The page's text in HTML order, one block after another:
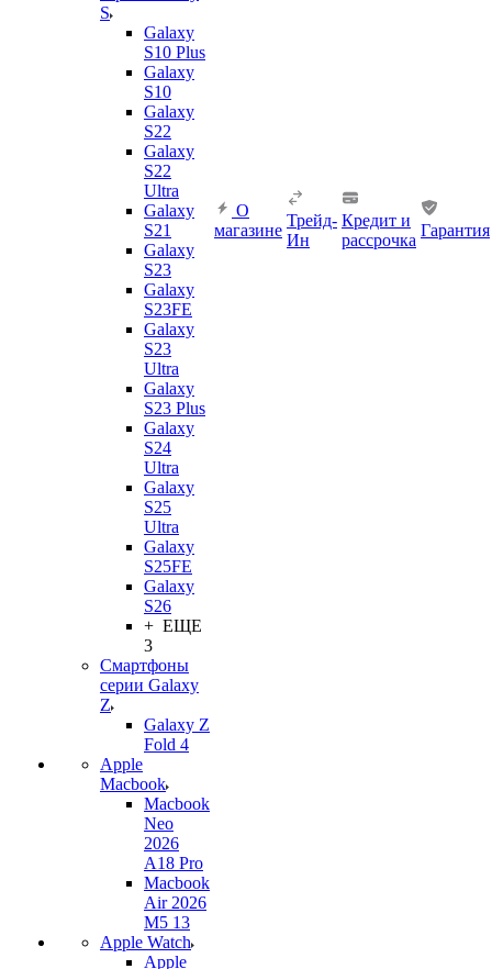
S
Galaxy
S10 Plus
Galaxy
S10
Galaxy
S22
Galaxy
S22
Ultra
Galaxy
S21
Galaxy
S23
Galaxy
S23FE
Galaxy
S23
Ultra
Galaxy
S23 Plus
Galaxy
S24
Ultra
Galaxy
S25
Ultra
Galaxy
S25FE
Galaxy
S26
+ ЕЩЕ
3
Смартфоны
серии Galaxy
Z
Galaxy Z
Fold 4
Apple
Macbook
Macbook
Neo
2026
A18 Pro
Macbook
Air 2026
M5 13
Apple Watch
Apple
О
магазине
Трейд-
Ин
Кредит и
рассрочка
Гарантия